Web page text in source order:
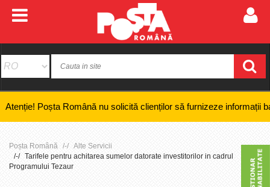
Poșta Română nu solicită clienților să furnizeze informații bancare
Poșta Română
Alte Servicii
Tarifele pentru achitarea sumelor datorate investitorilor in cadrul
Programului Tezaur